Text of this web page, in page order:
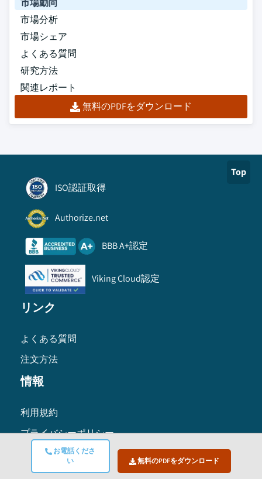
お電話くださ
い
無料のPDFをダウンロード
市場動向
市場分析
市場シェア
よくある質問
研究方法
関連レポート
無料のPDFをダウンロード
Top
ISO認証取得
Authorize.net
BBB A+認定
Viking Cloud認定
リンク
よくある質問
注文方法
情報
利用規約
プライバシーポリシー
研究方法
グローバル本社